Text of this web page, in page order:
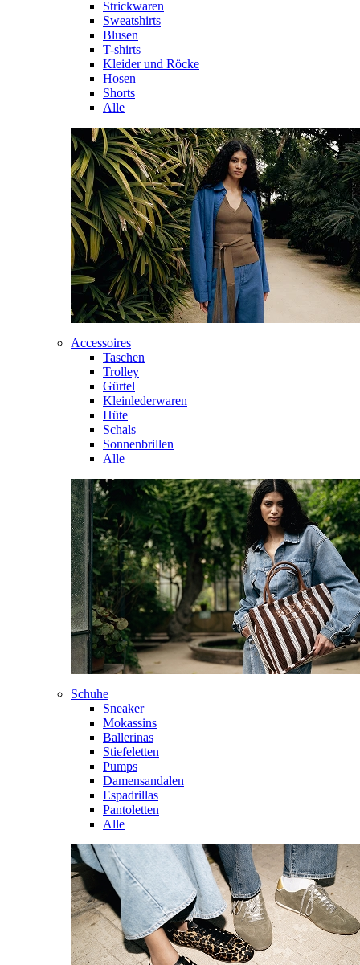
Strickwaren
Sweatshirts
Blusen
T-shirts
Kleider und Röcke
Hosen
Shorts
Alle
Accessoires
Taschen
Trolley
Gürtel
Kleinlederwaren
Hüte
Schals
Sonnenbrillen
Alle
Schuhe
Sneaker
Mokassins
Ballerinas
Stiefeletten
Pumps
Damensandalen
Espadrillas
Pantoletten
Alle